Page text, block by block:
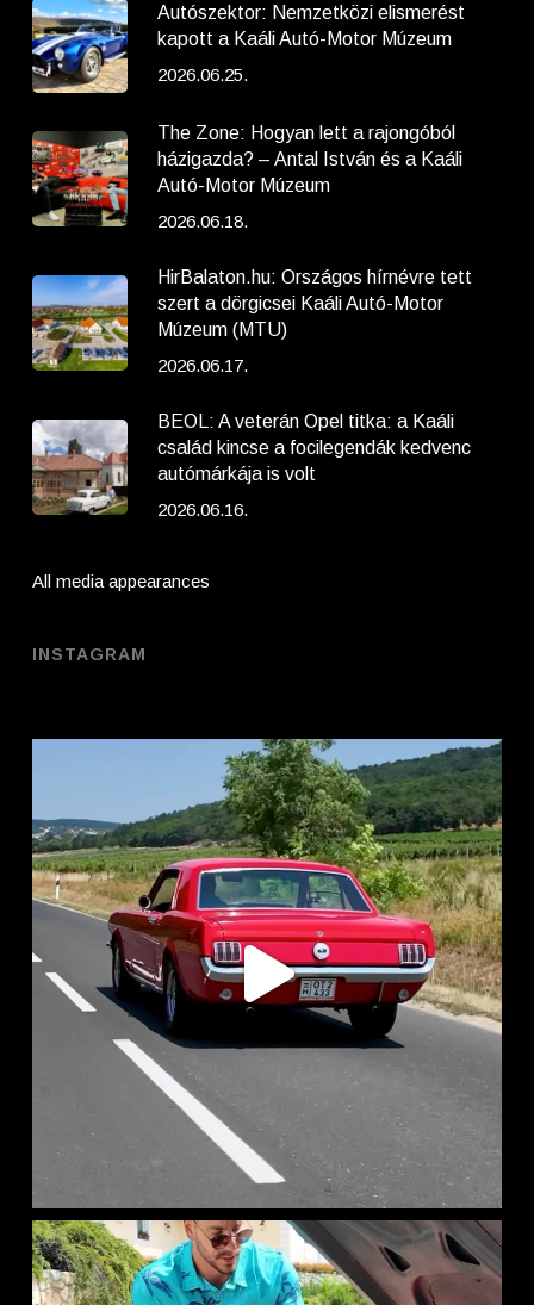
Autószektor: Nemzetközi elismerést
kapott a Kaáli Autó-Motor Múzeum
2026.06.25.
The Zone: Hogyan lett a rajongóból
házigazda? – Antal István és a Kaáli
Autó-Motor Múzeum
2026.06.18.
HirBalaton.hu: Országos hírnévre tett
szert a dörgicsei Kaáli Autó-Motor
Múzeum (MTU)
2026.06.17.
BEOL: A veterán Opel titka: a Kaáli
család kincse a focilegendák kedvenc
autómárkája is volt
2026.06.16.
All media appearances
INSTAGRAM